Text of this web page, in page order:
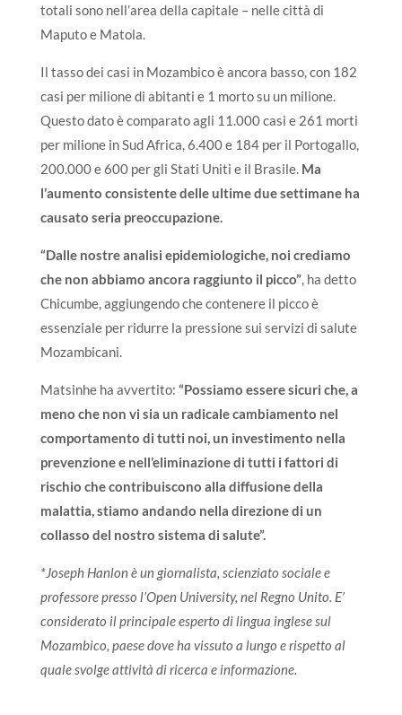
totali sono nell’area della capitale – nelle città di
Maputo e Matola.
Il tasso dei casi in Mozambico è ancora basso, con 182
casi per milione di abitanti e 1 morto su un milione.
Questo dato è comparato agli 11.000 casi e 261 morti
per milione in Sud Africa, 6.400 e 184 per il Portogallo,
200.000 e 600 per gli Stati Uniti e il Brasile. Ma
l’aumento consistente delle ultime due settimane ha
causato seria preoccupazione.
“Dalle nostre analisi epidemiologiche, noi crediamo
che non abbiamo ancora raggiunto il picco”, ha detto
Chicumbe, aggiungendo che contenere il picco è
essenziale per ridurre la pressione sui servizi di salute
Mozambicani.
Matsinhe ha avvertito: “Possiamo essere sicuri che, a
meno che non vi sia un radicale cambiamento nel
comportamento di tutti noi, un investimento nella
prevenzione e nell’eliminazione di tutti i fattori di
rischio che contribuiscono alla diffusione della
malattia, stiamo andando nella direzione di un
collasso del nostro sistema di salute”.
*Joseph Hanlon è un giornalista, scienziato sociale e
professore presso l’Open University, nel Regno Unito. E’
considerato il principale esperto di lingua inglese sul
Mozambico, paese dove ha vissuto a lungo e rispetto al
quale svolge attività di ricerca e informazione.